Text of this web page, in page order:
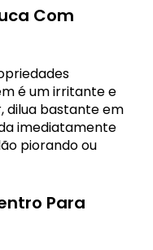
Com
é um irritante e
dilua bastante em
imediatamente
piorando ou
Para